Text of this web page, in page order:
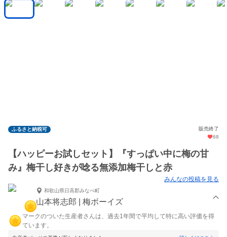
ふるさと納税可
販売終了
68
【ハッピーお試しセット】『すっぱい中に梅の甘
み』梅干し好きが唸る無添加梅干しと赤
みんなの投稿を見る
和歌山県日高郡みなべ町
山本将志郎 | 梅ボーイズ
マークのついた生産者さんは、過去1年間で平均して特に高い評価を得
ています。